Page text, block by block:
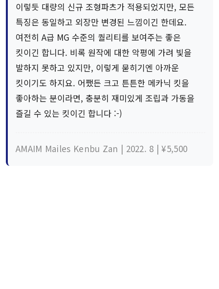
이렇듯 대량의 신규 조형파츠가 적용되었지만, 모든
특징은 동일하고 외장만 변경된 느낌이긴 한데요.
여전히 A급 MG 수준의 퀄리티를 보여주는 좋은
킷이긴 합니다. 비록 원작에 대한 악평에 가려 빛을
발하지 못하고 있지만, 이렇게 묻히기엔 아까운
킷이기도 하지요. 어쨌든 크고 튼튼한 메카닉 킷을
좋아하는 분이라면, 충분히 재미있게 조립과 가동을
즐길 수 있는 킷이긴 합니다 :-)
AMAIM Mailes Kenbu Zan | 2022. 8 | ¥5,500